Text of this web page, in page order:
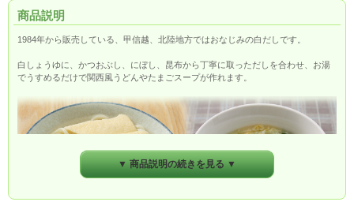
商品説明
1984年から販売している、甲信越、北陸地方ではおなじみの白だしです。
白しょうゆに、かつおぶし、にぼし、昆布から丁寧に取っただしを合わせ、お湯
でうすめるだけで関西風うどんやたまごスープが作れます。
▼ 商品説明の続きを見る ▼